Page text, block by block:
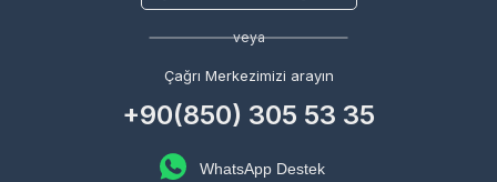
veya
Çağrı Merkezimizi arayın
+90(850) 305 53 35
WhatsApp Destek